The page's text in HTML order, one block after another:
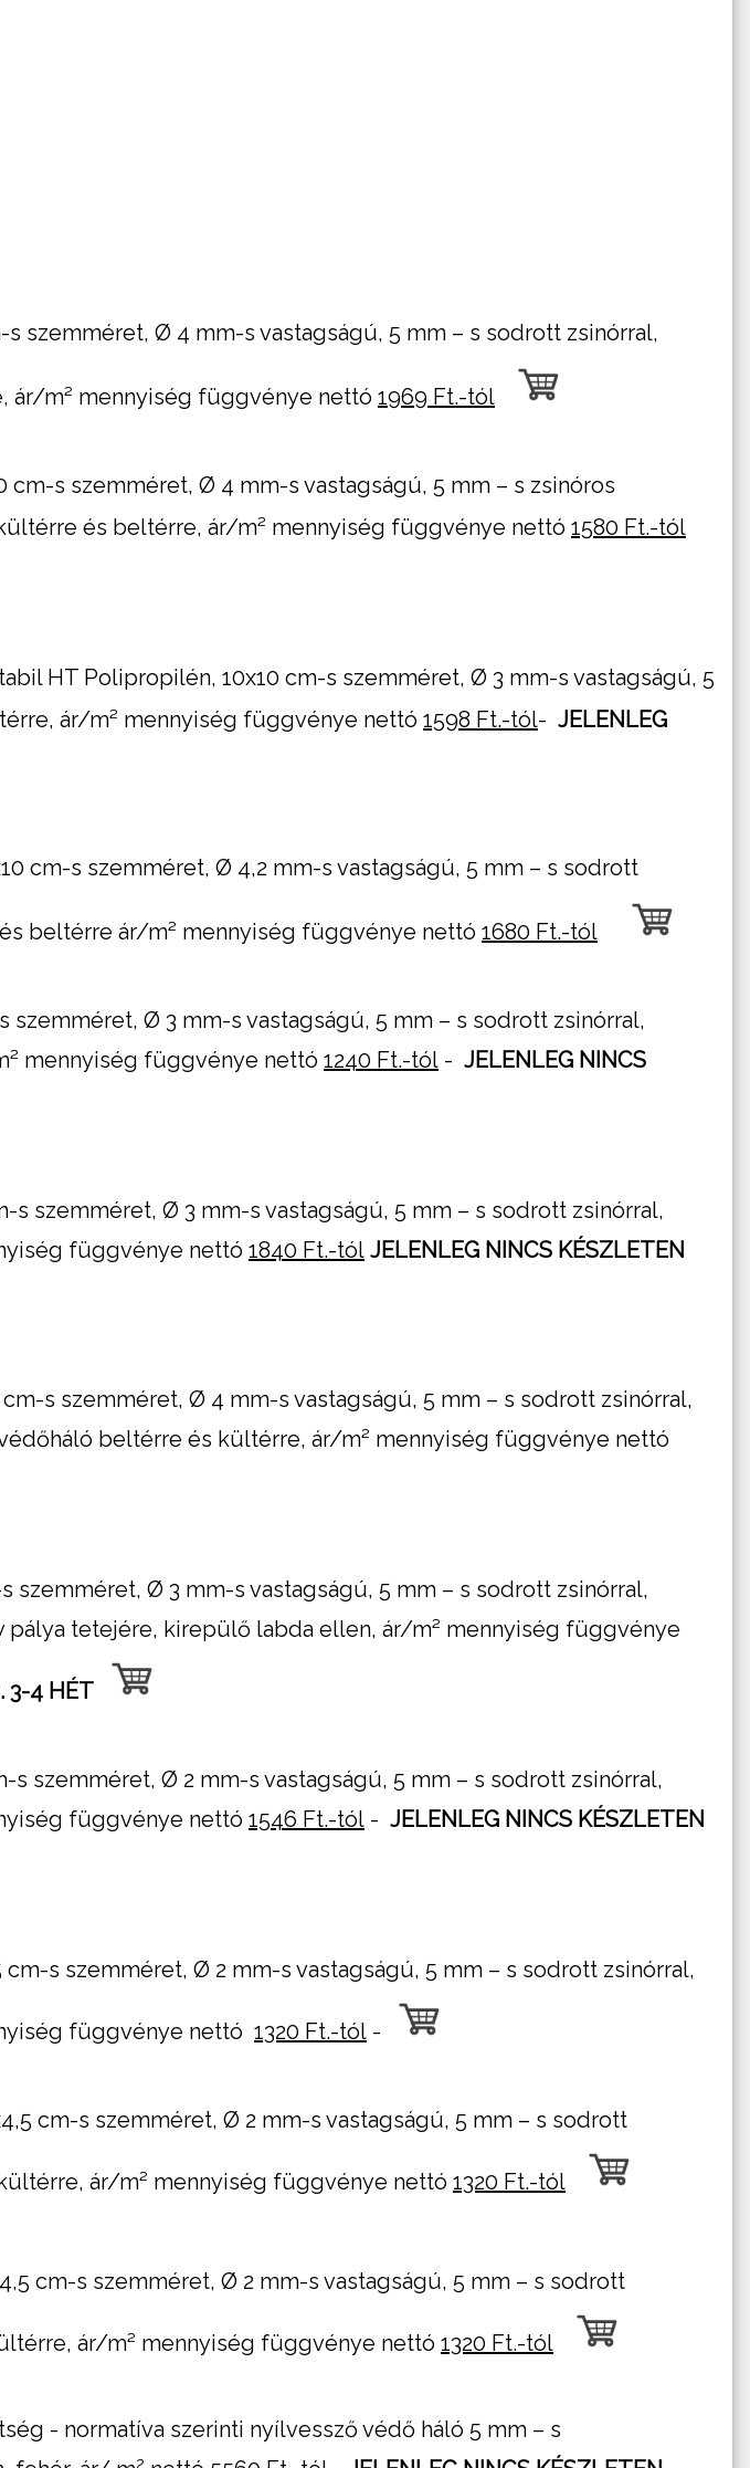
szemméret, Ø 4 mm-s vastagságú, 5 mm – s sodrott zsinórral,
m² mennyiség függvénye nettó 1969 Ft.-tól
s szemméret, Ø 4 mm-s vastagságú, 5 mm – s zsinóros
és beltérre, ár/m² mennyiség függvénye nettó 1580 Ft.-tól
HT Polipropilén, 10x10 cm-s szemméret, Ø 3 mm-s vastagságú, 5
ár/m² mennyiség függvénye nettó 1598 Ft.-tól- JELENLEG
cm-s szemméret, Ø 4,2 mm-s vastagságú, 5 mm – s sodrott
beltérre ár/m² mennyiség függvénye nettó 1680 Ft.-tól
Ø 3 mm-s vastagságú, 5 mm – s sodrott zsinórral,
mennyiség függvénye nettó 1240 Ft.-tól - JELENLEG NINCS
szemméret, Ø 3 mm-s vastagságú, 5 mm – s sodrott zsinórral,
függvénye nettó 1840 Ft.-tól JELENLEG NINCS KÉSZLETEN
s szemméret, Ø 4 mm-s vastagságú, 5 mm – s sodrott zsinórral,
beltérre és kültérre, ár/m² mennyiség függvénye nettó
Ø 3 mm-s vastagságú, 5 mm – s sodrott zsinórral,
tetejére, kirepülő labda ellen, ár/m² mennyiség függvénye
3-4 HÉT
szemméret, Ø 2 mm-s vastagságú, 5 mm – s sodrott zsinórral,
függvénye nettó 1546 Ft.-tól - JELENLEG NINCS KÉSZLETEN
s szemméret, Ø 2 mm-s vastagságú, 5 mm – s sodrott zsinórral,
függvénye nettó 1320 Ft.-tól -
cm-s szemméret, Ø 2 mm-s vastagságú, 5 mm – s sodrott
ár/m² mennyiség függvénye nettó 1320 Ft.-tól
cm-s szemméret, Ø 2 mm-s vastagságú, 5 mm – s sodrott
ár/m² mennyiség függvénye nettó 1320 Ft.-tól
- normatíva szerinti nyílvessző védő háló 5 mm – s
2